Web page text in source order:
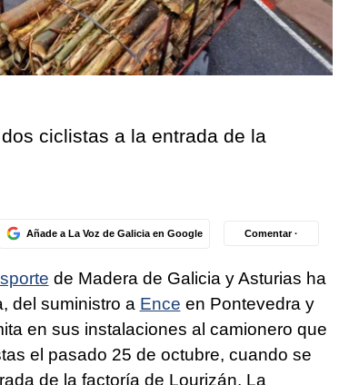
ciclistas a la entrada de la
Añade a La Voz de Galicia en Google Comentar ·
de Madera de Galicia y Asturias ha
del suministro a Ence en Pontevedra y
en sus instalaciones al camionero que
el pasado 25 de octubre, cuando se
de la factoría de Lourizán. La